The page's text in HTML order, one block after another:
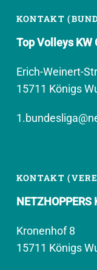
KONTAKT
Top Volleys KW
Erich-Weinert-
15711 Königs
KONTAKT
NETZHOPPERS
Kronenhof 8
15711 Königs